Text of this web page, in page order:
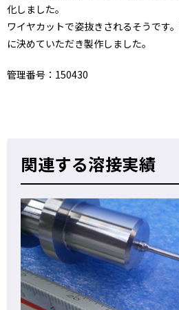
化しました。
ワイヤカットで姿抜きされるそうです
に決めていただき製作しました。
管理番号：150430
関連する溶接実績